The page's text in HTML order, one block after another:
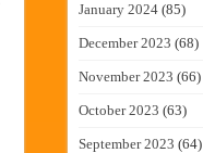
January 2024 (85)
December 2023 (68)
November 2023 (66)
October 2023 (63)
September 2023 (64)